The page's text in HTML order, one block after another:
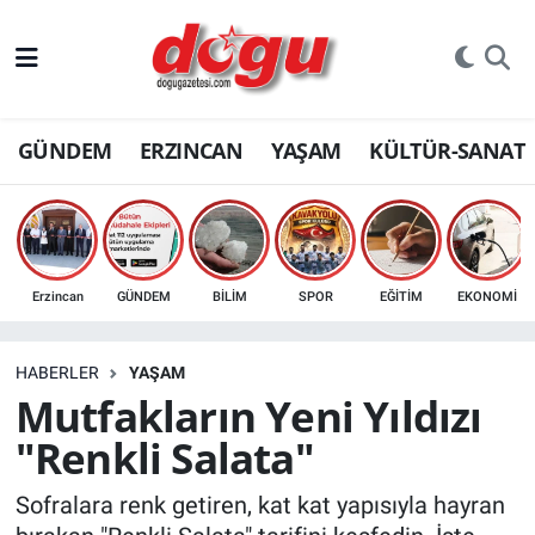
GÜNDEM ERZINCAN YAŞAM KÜLTÜR-SANAT
Erzincan GÜNDEM BİLİM SPOR EĞİTİM EKONOMİ
HABERLER YAŞAM
Mutfakların Yeni Yıldızı
"Renkli Salata"
Sofralara renk getiren, kat kat yapısıyla hayran
ERZINCAN
GÜNDEM
ERZİNCAN FOTOĞRAFLARI
SAĞLIK
EKONOMİ
Bilim, teknoloji
GENEL